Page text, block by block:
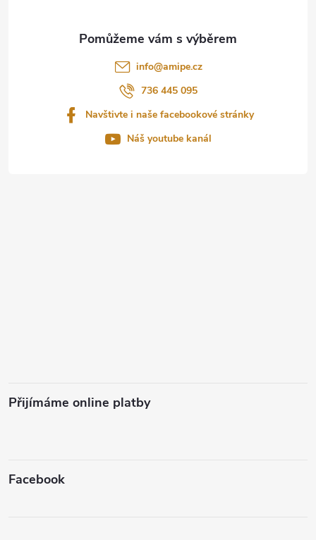
info@amipe.cz
736 445 095
Navštivte i naše facebookové stránky
Náš youtube kanál
Přijímáme online platby
Facebook